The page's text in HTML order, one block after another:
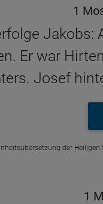
1
Er war
Josef
der
1